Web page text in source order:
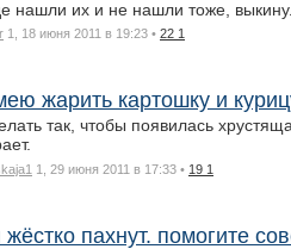
нашли их и не нашли тоже,
1, 18 июня 2011 в 19:23 • 22 1
жарить картошку и
так, чтобы появилась
1, 29 июня 2011 в 17:33 • 19 1
пахнут. помогите